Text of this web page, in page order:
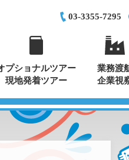
03-3355-7295
プショナルツアー
現地発着ツアー
業務渡
企業視